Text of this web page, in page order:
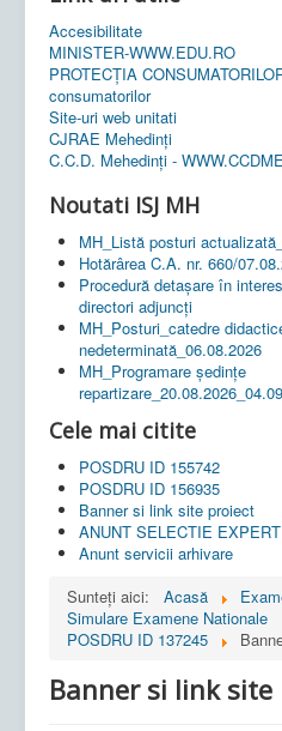
Accesibilitate
MINISTER-WWW.EDU.RO
PROTECȚIA
consumatorilor
Site-uri web unitati
CJRAE Mehedinți
C.C.D. Mehedinţi -
Noutati ISJ MH
MH_Listă posturi
Hotărârea C.A. nr. 660/
Procedură detașare în
directori adjuncți
MH_Posturi_catedre
nedeterminată_06.08.2026
MH_Programare ședințe
Cele mai citite
POSDRU ID 155742
POSDRU ID 156935
Banner si link site proiect
ANUNT SELECTIE
Anunt servicii arhivare
Sunteți aici:
Acasă
Simulare Examene Nationale
POSDRU ID 137245
Banner si link site